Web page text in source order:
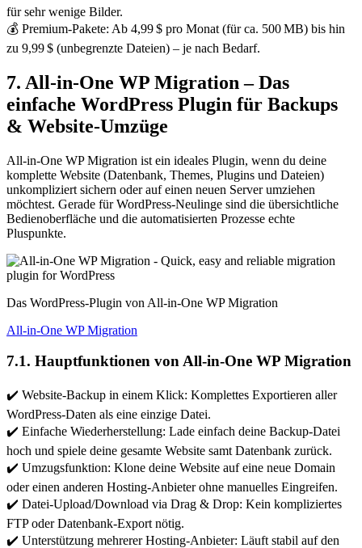
für sehr wenige Bilder.
💰 Premium-Pakete: Ab 4,99 $ pro Monat (für ca. 500 MB) bis hin
zu 9,99 $ (unbegrenzte Dateien) – je nach Bedarf.
7. All-in-One WP Migration – Das
einfache WordPress Plugin für Backups
& Website-Umzüge
All-in-One WP Migration ist ein ideales Plugin, wenn du deine
komplette Website (Datenbank, Themes, Plugins und Dateien)
unkompliziert sichern oder auf einen neuen Server umziehen
möchtest. Gerade für WordPress-Neulinge sind die übersichtliche
Bedienoberfläche und die automatisierten Prozesse echte
Pluspunkte.
Das WordPress-Plugin von All-in-One WP Migration
All-in-One WP Migration
7.1. Hauptfunktionen von All-in-One WP Migration
✔️ Website-Backup in einem Klick: Komplettes Exportieren aller
WordPress-Daten als eine einzige Datei.
✔️ Einfache Wiederherstellung: Lade einfach deine Backup-Datei
hoch und spiele deine gesamte Website samt Datenbank zurück.
✔️ Umzugsfunktion: Klone deine Website auf eine neue Domain
oder einen anderen Hosting-Anbieter ohne manuelles Eingreifen.
✔️ Datei-Upload/Download via Drag & Drop: Kein kompliziertes
FTP oder Datenbank-Export nötig.
✔️ Unterstützung mehrerer Hosting-Anbieter: Läuft stabil auf den